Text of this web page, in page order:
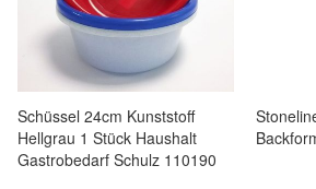
Schüssel 24cm Kunststoff
Hellgrau 1 Stück Haushalt
Gastrobedarf Schulz 110190